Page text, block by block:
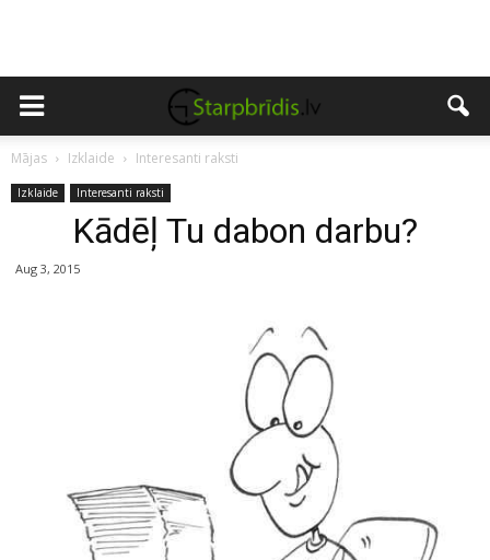
Mājas Izklaide Interesanti raksti
Izklaide Interesanti raksti
Kādēļ Tu dabon darbu?
Aug 3, 2015